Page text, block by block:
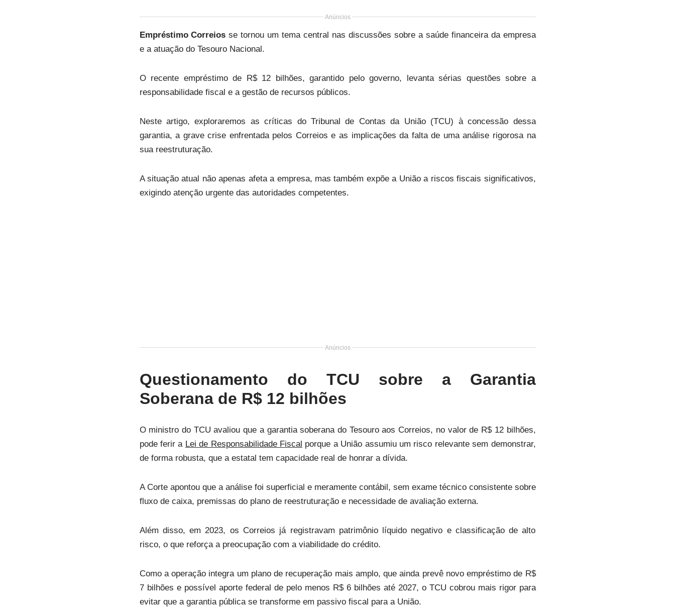
Anúncios
Empréstimo Correios se tornou um tema central nas discussões sobre a saúde financeira da empresa
e a atuação do Tesouro Nacional.
O recente empréstimo de R$ 12 bilhões, garantido pelo governo, levanta sérias questões sobre a
responsabilidade fiscal e a gestão de recursos públicos.
Neste artigo, exploraremos as críticas do Tribunal de Contas da União (TCU) à concessão dessa
garantia, a grave crise enfrentada pelos Correios e as implicações da falta de uma análise rigorosa na
sua reestruturação.
A situação atual não apenas afeta a empresa, mas também expõe a União a riscos fiscais significativos,
exigindo atenção urgente das autoridades competentes.
Anúncios
Questionamento do TCU sobre a Garantia
Soberana de R$ 12 bilhões
O ministro do TCU avaliou que a garantia soberana do Tesouro aos Correios, no valor de R$ 12 bilhões,
pode ferir a Lei de Responsabilidade Fiscal porque a União assumiu um risco relevante sem demonstrar,
de forma robusta, que a estatal tem capacidade real de honrar a dívida.
A Corte apontou que a análise foi superficial e meramente contábil, sem exame técnico consistente sobre
fluxo de caixa, premissas do plano de reestruturação e necessidade de avaliação externa.
Além disso, em 2023, os Correios já registravam patrimônio líquido negativo e classificação de alto
risco, o que reforça a preocupação com a viabilidade do crédito.
Como a operação integra um plano de recuperação mais amplo, que ainda prevê novo empréstimo de R$
7 bilhões e possível aporte federal de pelo menos R$ 6 bilhões até 2027, o TCU cobrou mais rigor para
evitar que a garantia pública se transforme em passivo fiscal para a União.